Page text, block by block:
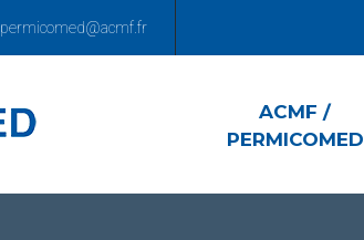
permicomed@acmf.fr
ACMF /
PERMICOMED